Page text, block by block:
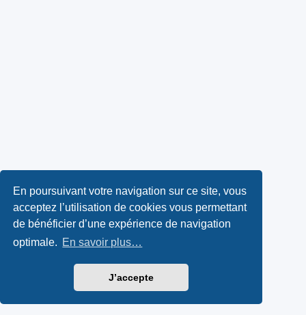
En poursuivant votre navigation sur ce site, vous
acceptez l’utilisation de cookies vous permettant
de bénéficier d’une expérience de navigation
optimale. En savoir plus…
J’accepte